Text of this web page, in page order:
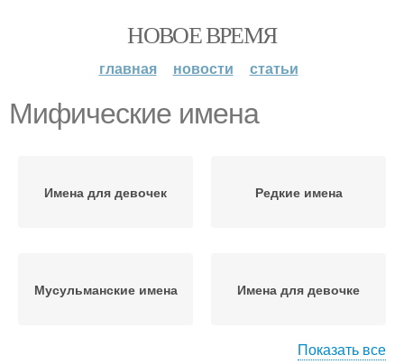
НОВОЕ ВРЕМЯ
главная новости статьи
Мифические имена
Имена для девочек Редкие имена
Мусульманские имена Имена для девочке
Показать все